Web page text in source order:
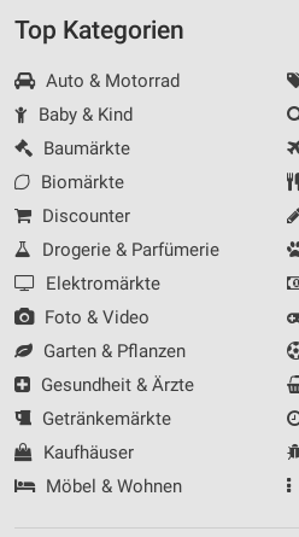
Top Kategorien
Auto & Motorrad
Baby & Kind
Baumärkte
Biomärkte
Discounter
Drogerie & Parfümerie
Elektromärkte
Foto & Video
Garten & Pflanzen
Gesundheit & Ärzte
Getränkemärkte
Kaufhäuser
Möbel & Wohnen